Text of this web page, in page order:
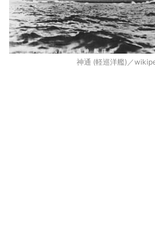
神通 (軽巡洋艦)／